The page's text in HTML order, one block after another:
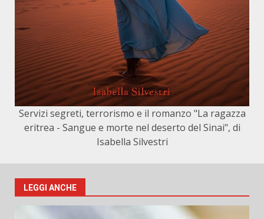
Servizi segreti, terrorismo e il romanzo "La ragazza
eritrea - Sangue e morte nel deserto del Sinai", di
Isabella Silvestri
LEGGI ANCHE